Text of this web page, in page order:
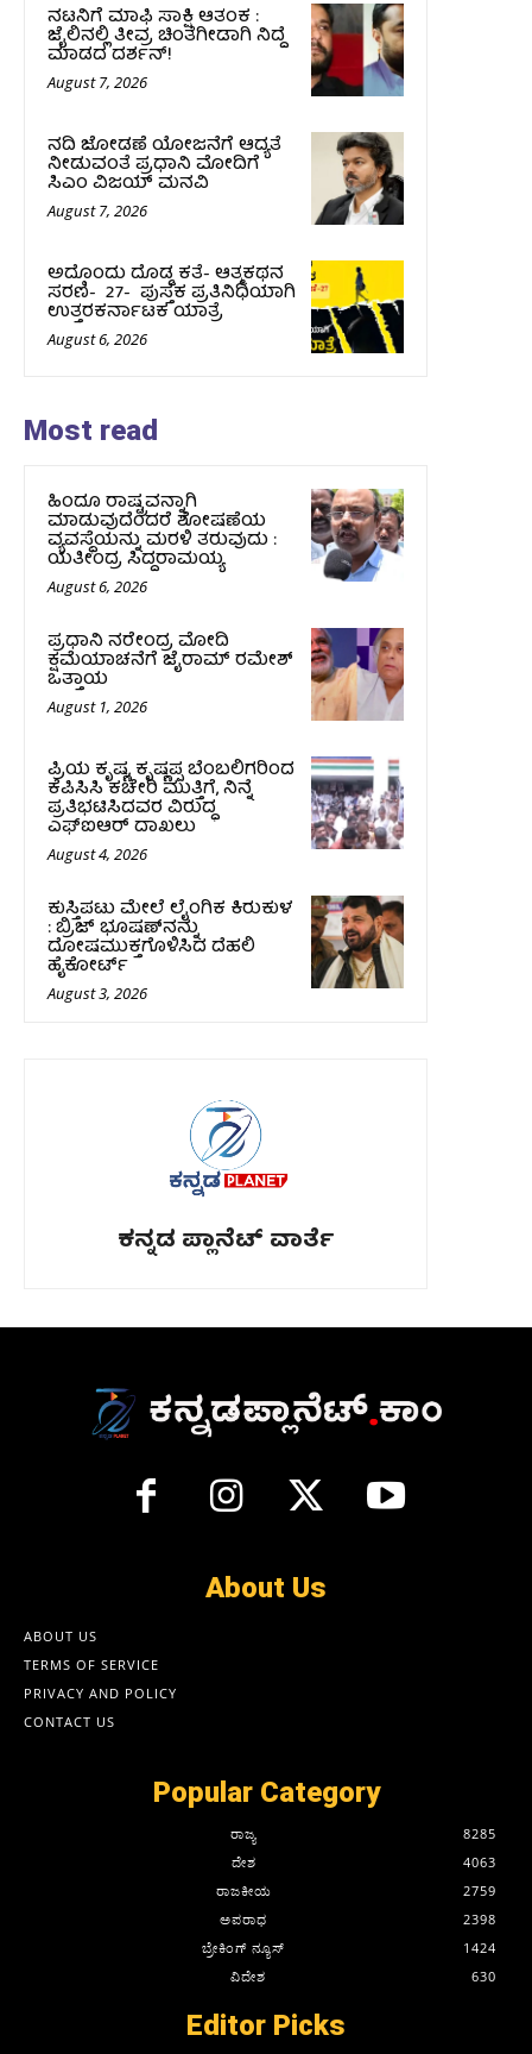
ನಟನಿಗೆ ಮಾಫಿ ಸಾಕ್ಷಿ ಆತಂಕ :
ಜೈಲಿನಲ್ಲಿ ತೀವ್ರ ಚಿಂತೆಗೀಡಾಗಿ ನಿದ್ದೆ
ಮಾಡದ ದರ್ಶನ್!
August 7, 2026
ನದಿ ಜೋಡಣೆ ಯೋಜನೆಗೆ ಆದ್ಯತೆ
ನೀಡುವಂತೆ ಪ್ರಧಾನಿ ಮೋದಿಗೆ
ಸಿಎಂ ವಿಜಯ್‌ ಮನವಿ
August 7, 2026
ಅದೊಂದು ದೊಡ್ಡ ಕತೆ- ಆತ್ಮಕಥನ
ಸರಣಿ- 27- ಪುಸ್ತಕ ಪ್ರತಿನಿಧಿಯಾಗಿ
ಉತ್ತರಕರ್ನಾಟಕ ಯಾತ್ರೆ
August 6, 2026
Most read
ಹಿಂದೂ ರಾಷ್ಟ್ರವನ್ನಾಗಿ
ಮಾಡುವುದೆಂದರೆ ಶೋಷಣೆಯ
ವ್ಯವಸ್ಥೆಯನ್ನು ಮರಳಿ ತರುವುದು :
ಯತೀಂದ್ರ ಸಿದ್ದರಾಮಯ್ಯ
August 6, 2026
ಪ್ರಧಾನಿ ನರೇಂದ್ರ ಮೋದಿ
ಕ್ಷಮೆಯಾಚನೆಗೆ ಜೈರಾಮ್ ರಮೇಶ್
ಒತ್ತಾಯ
August 1, 2026
ಪ್ರಿಯ ಕೃಷ್ಣ, ಕೃಷ್ಣಪ್ಪ ಬೆಂಬಲಿಗರಿಂದ
ಕೆಪಿಸಿಸಿ ಕಚೇರಿ ಮುತ್ತಿಗೆ, ನಿನ್ನೆ
ಪ್ರತಿಭಟಿಸಿದವರ ವಿರುದ್ಧ
ಎಫ್‌ಐಆರ್‌ ದಾಖಲು
August 4, 2026
ಕುಸ್ತಿಪಟು ಮೇಲೆ ಲೈಂಗಿಕ ಕಿರುಕುಳ
: ಬ್ರಿಜ್‌ ಭೂಷಣ್‌ನನ್ನು
ದೋಷಮುಕ್ತಗೊಳಿಸಿದ ದೆಹಲಿ
ಹೈಕೋರ್ಟ್‌
August 3, 2026
ಕನ್ನಡ ಪ್ಲಾನೆಟ್ ವಾರ್ತೆ
About Us
ABOUT US
TERMS OF SERVICE
PRIVACY AND POLICY
CONTACT US
Popular Category
ರಾಜ್ಯ
8285
ದೇಶ
4063
ರಾಜಕೀಯ
2759
ಅಪರಾಧ
2398
ಬ್ರೇಕಿಂಗ್ ನ್ಯೂಸ್
1424
ವಿದೇಶ
630
Editor Picks